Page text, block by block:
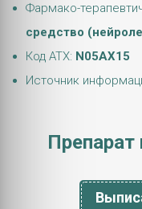
Фармако-
средство
Код АТХ: N05AX15
Источник